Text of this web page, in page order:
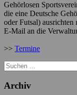
Gehörlosen
die eine Deutsche
oder Futsal)
E-Mail an die
>> Termine
Suche
nach:
Archiv